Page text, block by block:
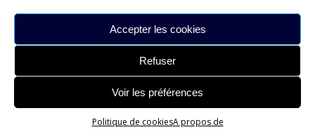
Accepter les cookies
Refuser
Voir les préférences
Politique de cookiesA propos de
devenu addict : non pas pour ce qu’ils sont en tant que tels mais
pour l’intelligence et l’impact qu’ils ont sur la société. A notre
niveau de constructeur, aujourd’hui, on lance une voiture sur les
réseaux sociaux. Bien entendu, on présente la voiture aux
journalistes mais en amont, on l’aura « teasée » sur les réseaux
sociaux auprès de nos communautés. Les réseaux sociaux nous
contenu. Par ailleurs, et vous en êtes un exemple, les journalistes